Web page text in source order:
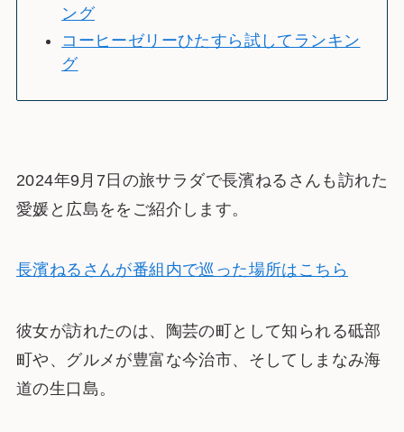
ング
コーヒーゼリーひたすら試してランキン
グ
2024年9月7日の旅サラダで長濱ねるさんも訪れた
愛媛と広島ををご紹介します。
長濱ねるさんが番組内で巡った場所はこちら
彼女が訪れたのは、陶芸の町として知られる砥部
町や、グルメが豊富な今治市、そしてしまなみ海
道の生口島。